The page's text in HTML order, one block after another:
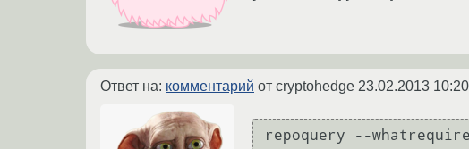
Ответ на: комментарий от cryptohedge 23.02.2013
repoquery --